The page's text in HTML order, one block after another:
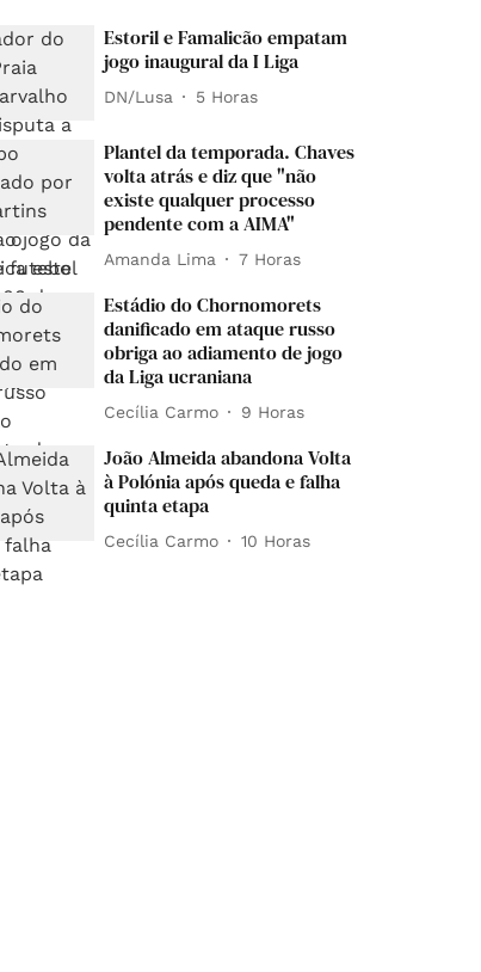
Estoril e Famalicão empatam
jogo inaugural da I Liga
DN/Lusa 5 Horas
Plantel da temporada. Chaves
volta atrás e diz que "não
existe qualquer processo
pendente com a AIMA"
Amanda Lima 7 Horas
Estádio do Chornomorets
danificado em ataque russo
obriga ao adiamento de jogo
da Liga ucraniana
Cecília Carmo 9 Horas
João Almeida abandona Volta
à Polónia após queda e falha
quinta etapa
Cecília Carmo 10 Horas